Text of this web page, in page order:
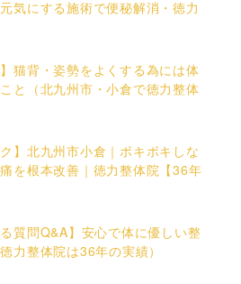
気にする施術で便秘解消・徳力
猫背・姿勢をよくする為には体
と（北九州市・小倉で徳力整体
】北九州市小倉｜ボキボキしな
を根本改善｜徳力整体院【36年
質問Q&A】安心で体に優しい整
力整体院は36年の実績）